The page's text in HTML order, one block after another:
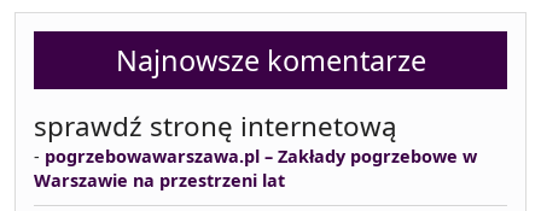
Najnowsze komentarze
sprawdź stronę internetową
- pogrzebowawarszawa.pl – Zakłady pogrzebowe w
Warszawie na przestrzeni lat